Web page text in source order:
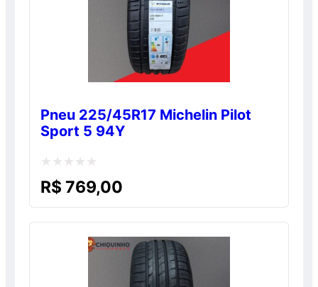
Pneu 225/45R17 Michelin Pilot
Sport 5 94Y
Avaliação
R$ 769,00